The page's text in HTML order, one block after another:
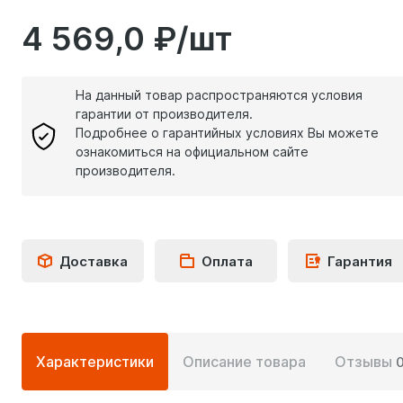
4 569,0 ₽/шт
На данный товар распространяются условия
гарантии от производителя.
Подробнее о гарантийных условиях Вы можете
ознакомиться на официальном сайте
производителя.
Доставка Оплата Гарантия
информация
Характеристики Описание товара Отзывы